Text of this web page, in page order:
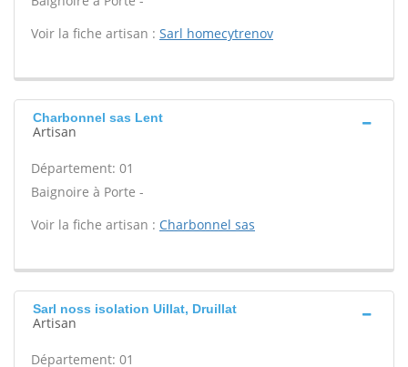
Voir la fiche artisan : Sarl homecytrenov
Charbonnel sas Lent
Artisan
Département: 01
Baignoire à Porte -
Voir la fiche artisan : Charbonnel sas
Sarl noss isolation Uillat, Druillat
Artisan
Département: 01